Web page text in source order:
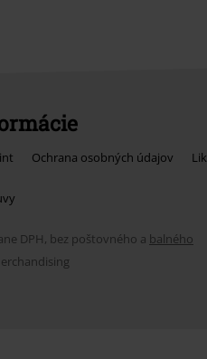
Ochrana osobných údajov
DPH, bez poštovného a balného